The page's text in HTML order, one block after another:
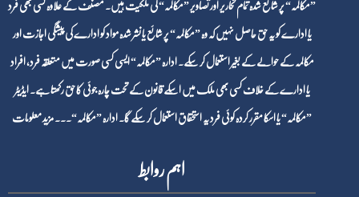
”مکالمہ“ پر شائع شدہ تمام تحاریر اور تصاویر ”مکالمہ“ کی ملکیت ہیں۔ مصنف کے علاوہ کسی بھی فرد
یا ادارے کو یہ حق حاصل نہیں کہ وہ ”مکالمہ“ پر شائع یا نشر شدہ مواد کو ادارے کی پیشگی اجازت اور
مکالمہ کے حوالے کے بغیر استعمال کر سکے۔ ادارہ ”مکالمہ“ ایسی کسی صورت میں متعلقہ فرد، افراد
یا ادارے کے خلاف کسی بھی ملک میں اسکے قانون کے تحت چارہ جوئی کا حق رکھتا ہے۔ ایڈیٹر
”مکالمہ“ یا اسکا مقرر کردہ کوئی فرد یہ استحقاق استعمال کر سکے گا۔ ادارہ ”مکالمہ“۔۔۔ مزید معلومات
اہم روابط